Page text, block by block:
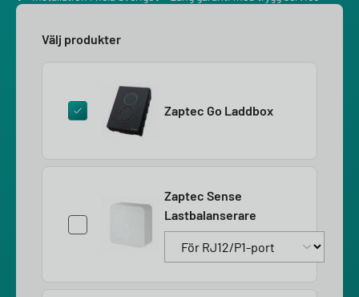
Välj produkter
Zaptec Go Laddbox
Zaptec Sense
Lastbalanserare